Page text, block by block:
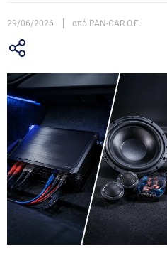
29/06/2026 από PAN-CAR O.E.